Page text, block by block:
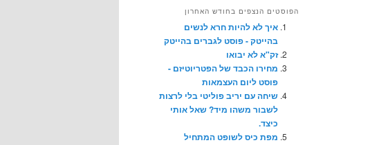
הפוסטים הנצפים בחודש האחרון
איך לא להיות חרא לנשים
בהייטק - פוסט לגברים בהייטק
זק"א לא יבואו
מחירו הכבד של הפטריוטיזם -
פוסט ליום העצמאות
שיחה עם יריב פוליטי בלי לרצות
לשבור משהו מיד? שאל אותי
כיצד.
מפת כיס לשופט המתחיל